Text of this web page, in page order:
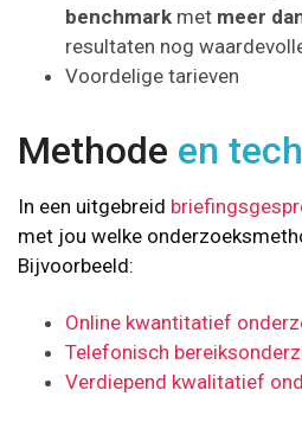
benchmark met meer
resultaten nog
Voordelige tarieven
Methode en
In een uitgebreid
met jou welke
Bijvoorbeeld:
Online kwantitatief
Telefonisch
Verdiepend kwalitatief